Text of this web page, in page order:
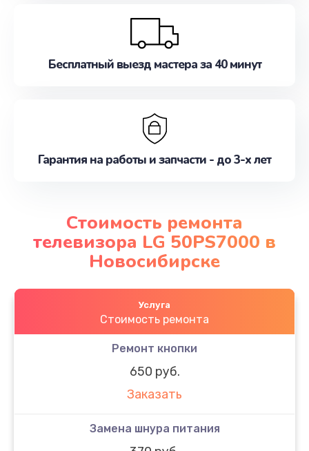
Бесплатный выезд мастера за 40 минут
Гарантия на работы и запчасти - до 3-х лет
Стоимость ремонта
телевизора LG 50PS7000 в
Новосибирске
Услуга
Стоимость ремонта
Ремонт кнопки
650 руб.
Заказать
Замена шнура питания